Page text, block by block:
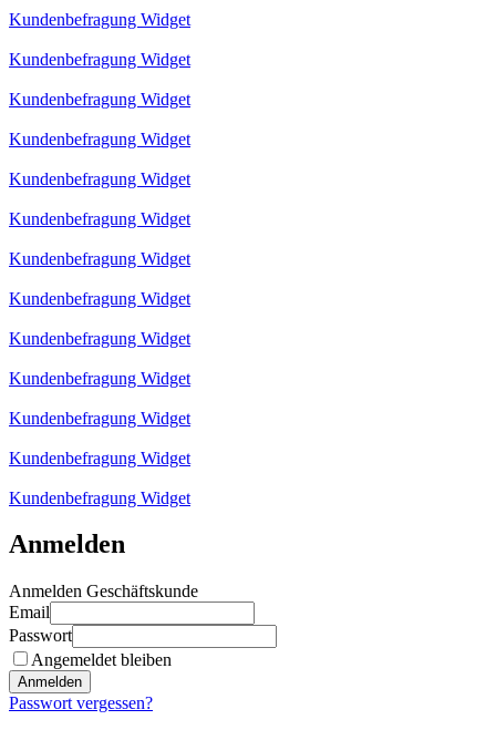
Kundenbefragung Widget
Kundenbefragung Widget
Kundenbefragung Widget
Kundenbefragung Widget
Kundenbefragung Widget
Kundenbefragung Widget
Kundenbefragung Widget
Kundenbefragung Widget
Kundenbefragung Widget
Kundenbefragung Widget
Kundenbefragung Widget
Kundenbefragung Widget
Kundenbefragung Widget
Anmelden
Anmelden Geschäftskunde
Email
Passwort
Angemeldet bleiben
Anmelden
Passwort vergessen?